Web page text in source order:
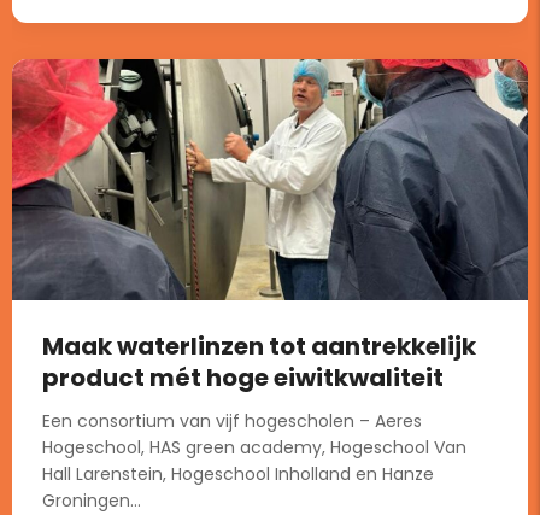
Maak waterlinzen tot aantrekkelijk
product mét hoge eiwitkwaliteit
Een consortium van vijf hogescholen – Aeres
Hogeschool, HAS green academy, Hogeschool Van
Hall Larenstein, Hogeschool Inholland en Hanze
Groningen...